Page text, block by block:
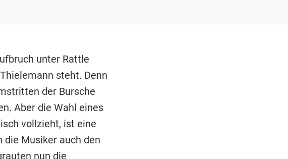
unter Rattle
steht. Denn
der Bursche
Aber die Wahl eines
vollzieht, ist eine
die Musiker auch den
nun die